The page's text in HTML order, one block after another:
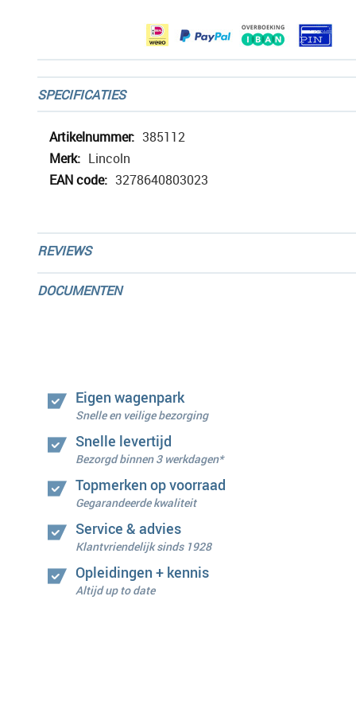
SPECIFICATIES
Meer
informatie
385112
Lincoln
3278640803023
REVIEWS
DOCUMENTEN
Eigen wagenpark
Snelle en veilige bezorging
Snelle levertijd
Bezorgd binnen 3 werkdagen*
Topmerken op voorraad
Gegarandeerde kwaliteit
Service & advies
Klantvriendelijk sinds 1928
Opleidingen + kennis
Altijd up to date